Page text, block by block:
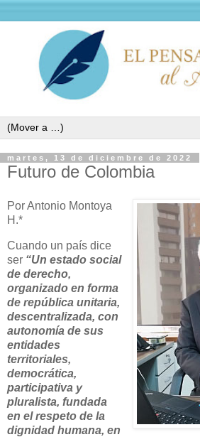
martes, 13 de diciembre de 2022
Futuro de Colombia
Por Antonio Montoya
H.*
Cuando un país dice
ser “Un estado social
de derecho,
organizado en forma
de república unitaria,
descentralizada, con
autonomía de sus
entidades
territoriales,
democrática,
participativa y
pluralista, fundada
en el respeto de la
dignidad humana, en